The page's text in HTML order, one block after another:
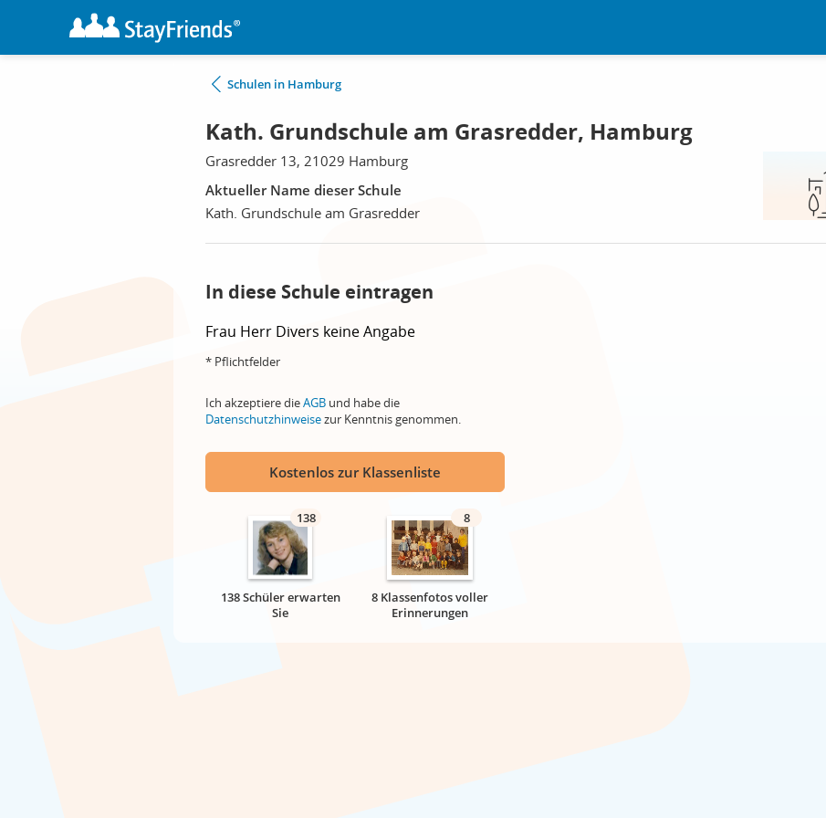
Schulen in Hamburg
Kath. Grundschule am Grasredder, Hamburg
Grasredder 13, 21029 Hamburg
Aktueller Name dieser Schule
Kath. Grundschule am Grasredder
In diese Schule eintragen
Frau Herr Divers keine Angabe
* Pflichtfelder
Ich akzeptiere dieAGB und habe die
Datenschutzhinweisezur Kenntnis genommen.
Kostenlos zur Klassenliste
138
138 Schüler erwarten
Sie
8
8 Klassenfotos voller
Erinnerungen